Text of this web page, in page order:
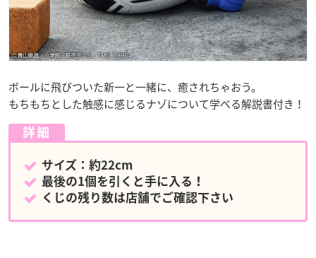
ボールに飛びついた新一と一緒に、癒されちゃおう。
もちもちとした触感に感じるナゾについて学べる解説書付き！
詳細
サイズ：約22cm
最後の1個を引くと手に入る！
くじの残り数は店舗でご確認下さい